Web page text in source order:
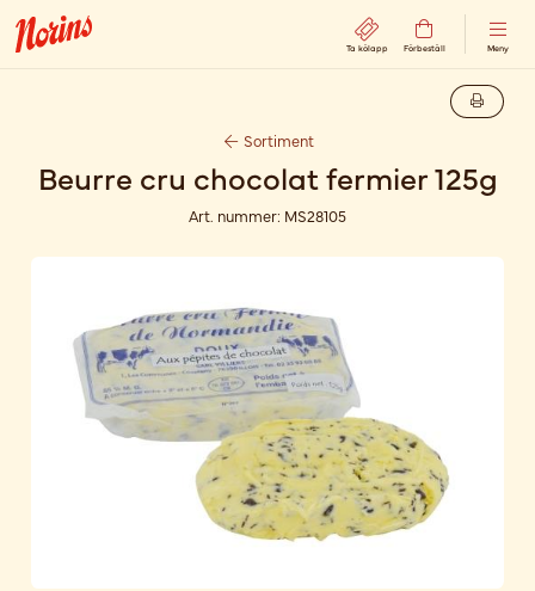
Ta kölapp Förbeställ Meny
Sortiment
Beurre cru chocolat fermier 125g
Art. nummer: MS28105